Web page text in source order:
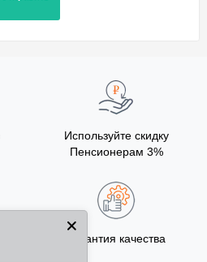
Используйте скидку
Пенсионерам 3%
Гарантия качества